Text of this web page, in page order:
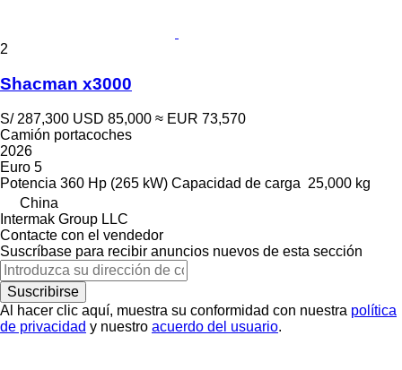
2
Shacman x3000
S/ 287,300 USD 85,000 ≈ EUR 73,570
Camión portacoches
2026
Euro 5
Potencia 360 Hp (265 kW) Capacidad de carga 25,000 kg
China
Intermak Group LLC
Contacte con el vendedor
Suscríbase para recibir anuncios nuevos de esta sección
Suscribirse
Al hacer clic aquí, muestra su conformidad con nuestra política
de privacidad y nuestro acuerdo del usuario.